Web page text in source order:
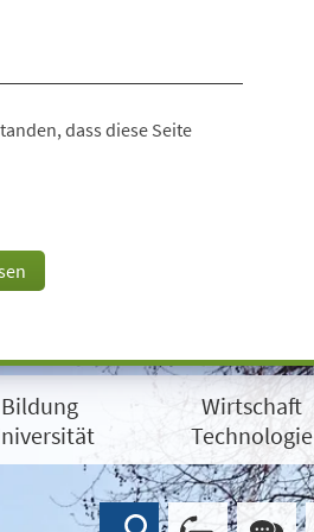
dass diese Seite
Bildung
Wirtschaft
Technologie